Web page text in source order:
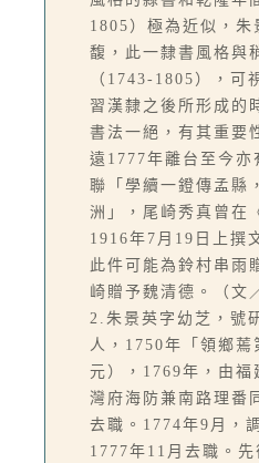
1805）極為近似，朱
馥，此一隸書風格與
（1743-1805），可
習漢隸之後所形成的
書法一絕，有其重要
遠1777年離台至今亦
聯「學續一鐙傳孟縣
洲」，尾崎秀真曾在
1916年7月19日上撰
此件可能為鈴村串雨
崎贈予魏清德。（文
2.朱景英字幼芝，號
人，1750年「領鄉蔫
元），1769年，由福
灣府海防兼南路理番
去職。1774年9月，
1777年11月去職。先